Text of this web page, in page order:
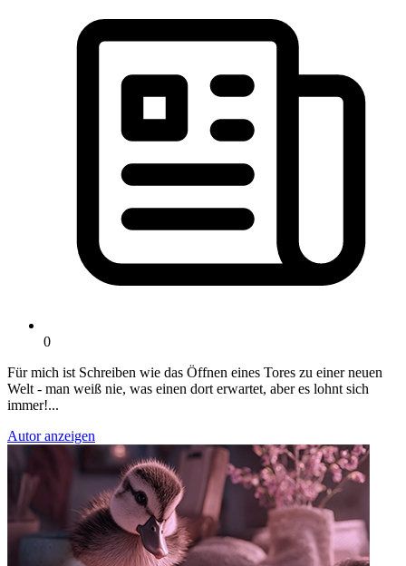
0
Für mich ist Schreiben wie das Öffnen eines Tores zu einer neuen
Welt - man weiß nie, was einen dort erwartet, aber es lohnt sich
immer!...
Autor anzeigen